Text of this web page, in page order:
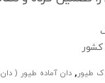
کشور
طیور ,دان آماده طیور (